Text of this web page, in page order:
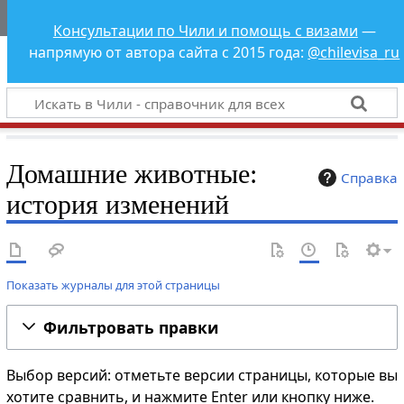
Чили - справочник
для всех
Консультации по Чили и помощь с визами —
напрямую от автора сайта с 2015 года: @chilevisa_ru
Справка
Домашние животные:
история изменений
Показать журналы для этой страницы
Фильтровать правки
Выбор версий: отметьте версии страницы, которые вы
хотите сравнить, и нажмите Enter или кнопку ниже.